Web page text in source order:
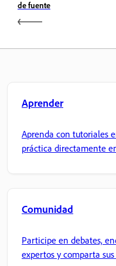
de fuente
Aprender
Aprenda con tutoriales
práctica directamente
Comunidad
Participe en debates,
expertos y comparta